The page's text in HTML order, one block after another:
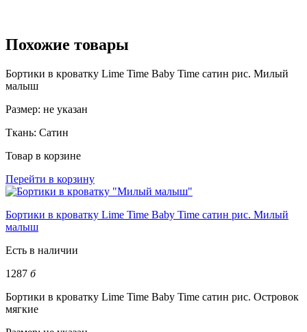
Похожие товары
Бортики в кроватку Lime Time Baby Time сатин рис. Милый
малыш
Размер: не указан
Ткань: Сатин
Товар в корзине
Перейти в корзину
Бортики в кроватку Lime Time Baby Time сатин рис. Милый
малыш
Есть в наличии
1287 б
Бортики в кроватку Lime Time Baby Time сатин рис. Островок
мягкие